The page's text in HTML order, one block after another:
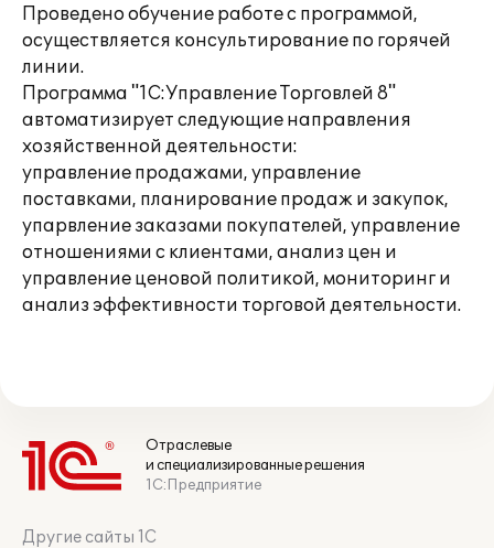
Проведено обучение работе с программой,
осуществляется консультирование по горячей
линии.
Программа "1С:Управление Торговлей 8"
автоматизирует следующие направления
хозяйственной деятельности:
управление продажами, управление
поставками, планирование продаж и закупок,
упарвление заказами покупателей, управление
отношениями с клиентами, анализ цен и
управление ценовой политикой, мониторинг и
анализ эффективности торговой деятельности.
Отраслевые
и специализированные решения
1С:Предприятие
Другие сайты 1С